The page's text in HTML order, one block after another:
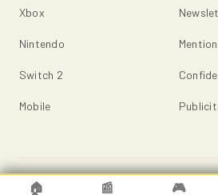
Xbox
Nintendo
Switch 2
Mobile
© 2026 Game.fr — Tous
🏠 📰 🎮